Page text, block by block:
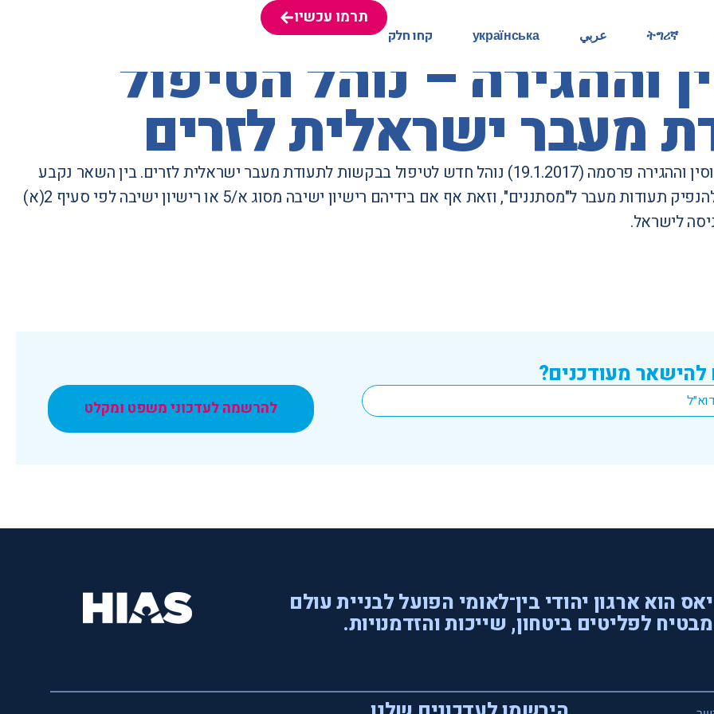
ትግሪኛ عربي українська קחו חלק
תרמו עכשיו
ትግሪኛ عربي українська קחו חלק
תרמו עכשיו
וההגירה – נוהל הטיפול
מעבר ישראלית לזרים
וההגירה פרסמה (19.1.2017 ) נוהל חדש לטיפול בבקשות לתעודת מעבר ישראלית לזרים. בין השאר נקבע
בנוהל שאין להנפיק תעודות מעבר ל"מסתננים", וזאת אף אם בידיהם רישיון ישיבה מסוג א/5 או רישיון ישיבה לפי סעיף 2(א)
להישאר מעודכנים?
להרשמה לעדכוני משפט ומקלט
הוא ארגון יהודי בין־לאומי הפועל לבניית עולם
לפליטים ביטחון, שייכות והזדמנויות.